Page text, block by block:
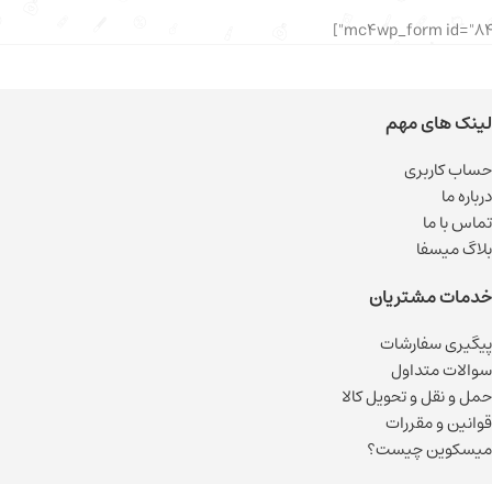
لینک های مهم
حساب کاربری
درباره ما
تماس با ما
بلاگ میسفا
خدمات مشتریان
پیگیری سفارشات
سوالات متداول
حمل و نقل و تحویل کالا
قوانین و مقررات
میسکوین چیست؟